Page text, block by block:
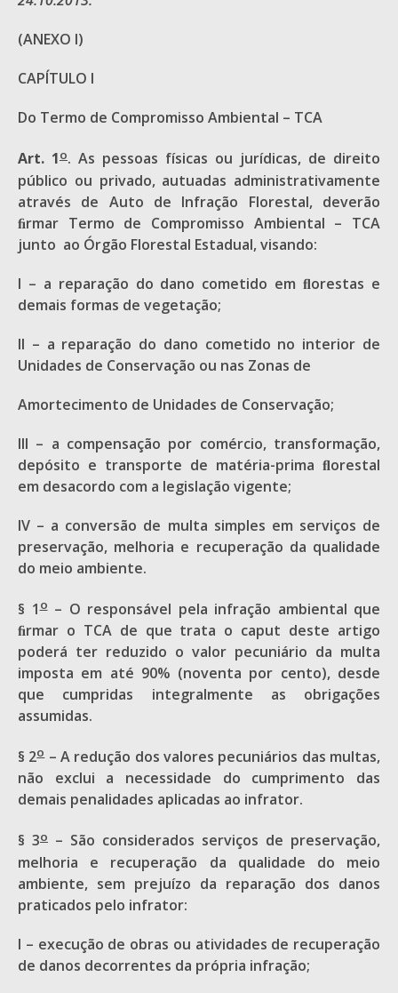
(ANEXO I)
CAPÍTULO I
Do Termo de Compromisso Ambiental – TCA
Art. 1o. As pessoas físicas ou jurídicas, de direito
público ou privado, autuadas administrativamente
através de Auto de Infração Florestal, deverão
ﬁrmar Termo de Compromisso Ambiental – TCA
junto ao Órgão Florestal Estadual, visando:
I – a reparação do dano cometido em ﬂorestas e
demais formas de vegetação;
II – a reparação do dano cometido no interior de
Unidades de Conservação ou nas Zonas de
Amortecimento de Unidades de Conservação;
III – a compensação por comércio, transformação,
depósito e transporte de matéria-prima ﬂorestal
em desacordo com a legislação vigente;
IV – a conversão de multa simples em serviços de
preservação, melhoria e recuperação da qualidade
do meio ambiente.
§ 1o– O responsável pela infração ambiental que
ﬁrmar o TCA de que trata o caput deste artigo
poderá ter reduzido o valor pecuniário da multa
imposta em até 90% (noventa por cento), desde
que cumpridas integralmente as obrigações
assumidas.
§ 2o– A redução dos valores pecuniários das multas,
não exclui a necessidade do cumprimento das
demais penalidades aplicadas ao infrator.
§ 3o – São considerados serviços de preservação,
melhoria e recuperação da qualidade do meio
ambiente, sem prejuízo da reparação dos danos
praticados pelo infrator:
I – execução de obras ou atividades de recuperação
de danos decorrentes da própria infração;